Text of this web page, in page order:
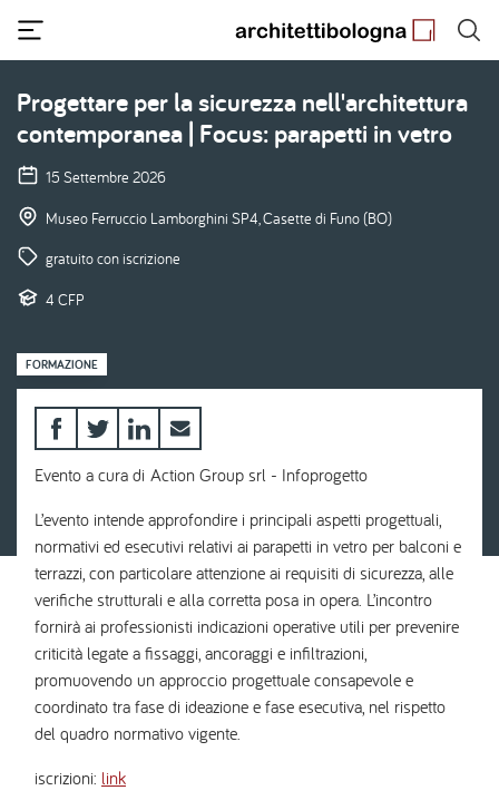
contenuto
principale
Progettare per la sicurezza nell'architettura
contemporanea | Focus: parapetti in vetro
15 Settembre 2026
Museo Ferruccio Lamborghini SP4, Casette di Funo (BO)
gratuito con iscrizione
4 CFP
FORMAZIONE
Evento a cura di Action Group srl - Infoprogetto
L’evento intende approfondire i principali aspetti progettuali,
normativi ed esecutivi relativi ai parapetti in vetro per balconi e
terrazzi, con particolare attenzione ai requisiti di sicurezza, alle
verifiche strutturali e alla corretta posa in opera. L’incontro
fornirà ai professionisti indicazioni operative utili per prevenire
criticità legate a fissaggi, ancoraggi e infiltrazioni,
promuovendo un approccio progettuale consapevole e
coordinato tra fase di ideazione e fase esecutiva, nel rispetto
del quadro normativo vigente.
iscrizioni: link